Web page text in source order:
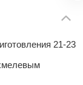
21-23